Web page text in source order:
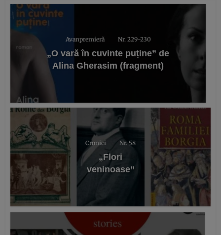
Avanpremieră Nr. 229-230
„O vară în cuvinte puține” de
Alina Gherasim (fragment)
Cronici Nr. 58
„Flori
veninoase”